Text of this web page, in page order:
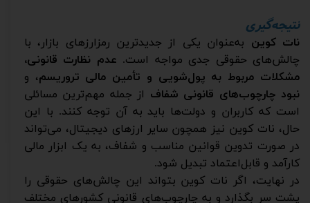
نتیجه‌گیری
نات کوین به‌عنوان یکی از جدیدترین رمزارزهای بازار، با
چالش‌های حقوقی جدی مواجه است. عدم نظارت قانونی،
مشکلات مربوط به پول‌شویی و تأمین مالی تروریسم، و
نبود چارچوب‌های قانونی شفاف از جمله مهم‌ترین مسائلی
است که کاربران و دولت‌ها باید به آن توجه کنند. با این
حال، نات کوین نیز همچون سایر ارزهای دیجیتال، می‌تواند
در صورت تدوین قوانین مناسب و شفاف، به یک ابزار مالی
کارآمد و قابل‌اعتماد تبدیل شود.
در نهایت، اگر نات کوین بتواند این چالش‌های حقوقی را
پشت سر بگذارد و به چارچوب‌های قانونی کشورهای مختلف